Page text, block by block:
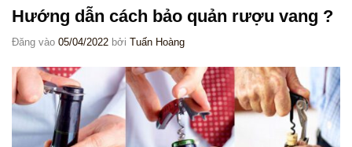
Hướng dẫn cách bảo quản rượu vang ?
Đăng vào 05/04/2022 bởi Tuấn Hoàng